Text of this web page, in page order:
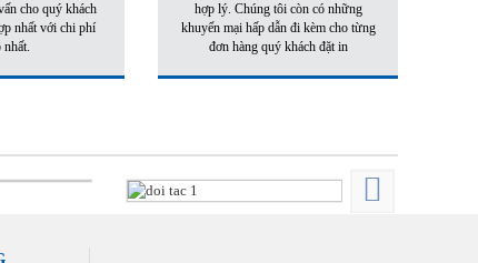
cho quý khách
nhất với chi phí
nhất.
hợp lý. Chúng tôi còn có những
khuyến mại hấp dẫn đi kèm cho từng
đơn hàng quý khách đặt in